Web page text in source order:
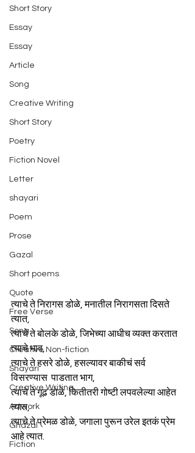
Short Story
Essay
Essay
Article
Song
Creative Writing
Short Story
Poetry
Fiction Novel
Letter
shayari
Poem
Prose
Gazal
Short poems
Quote
Free Verse
Song
Creative Non-fiction
Shayari
Creative Writing
Artwork
Ghazal
Fiction
त्याचे ते निरागस डोळे, मनातील निरागसता दिसते
त्यात,
त्याचे ते बोलके डोळे, जिभेच्या आधीच व्यक्त करतात
त्याचे भाव,
त्याचे ते हसरे डोळे, हसल्यावर बाकीचं सर्व
विसरण्यास  पाडतात भाग,
त्याचे ते गूढ डोळे, कितीतरी गोष्टी लपवलेल्या आहेत
त्यात,
त्याचे ते प्रेमळ डोळे, जगाला पुरून उरेल इतकं प्रेम
आहे त्यात.